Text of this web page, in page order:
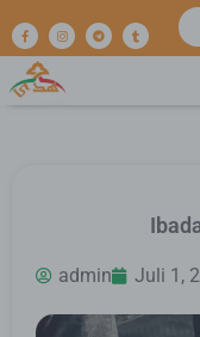
admin Juli 1,